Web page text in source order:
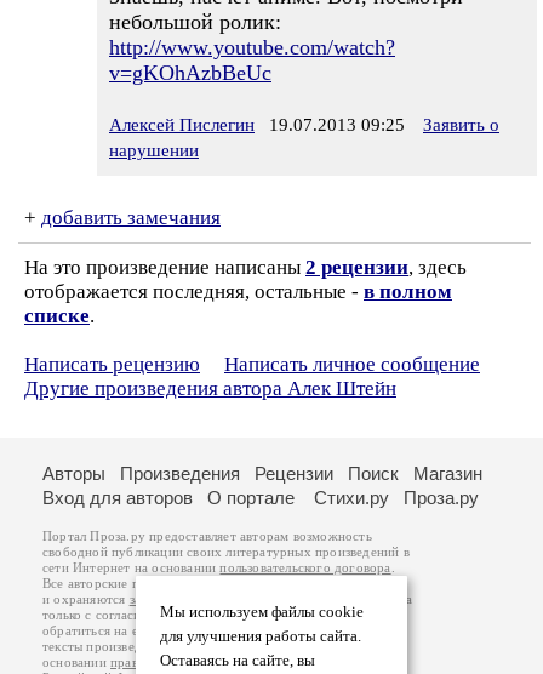
небольшой ролик:
http://www.youtube.com/watch?
v=gKOhAzbBeUc
Алексей Пислегин 19.07.2013 09:25
Заявить о
нарушении
+ добавить замечания
На это произведение написаны 2 рецензии, здесь
отображается последняя, остальные - в полном
списке.
Написать рецензию
Написать личное сообщение
Другие произведения автора Алек Штейн
Мы используем файлы cookie
для улучшения работы сайта.
Оставаясь на сайте, вы
Авторы Произведения Рецензии Поиск
Магазин
Вход для авторов
О портале Стихи.ру Проза.ру
Портал Проза.ру предоставляет авторам возможность
свободной публикации своих литературных произведений в
сети Интернет на основаниипользовательского договора
Все авторские права на произведения принадлежат авторам
и охраняются законом
. Перепечатка произведений возможна
только с согласия его автора, к которому вы можете
обратиться на его авторской странице. Ответственность за
тексты произведений авторы несут самостоятельно на
основанииправил публикацииизаконодательства